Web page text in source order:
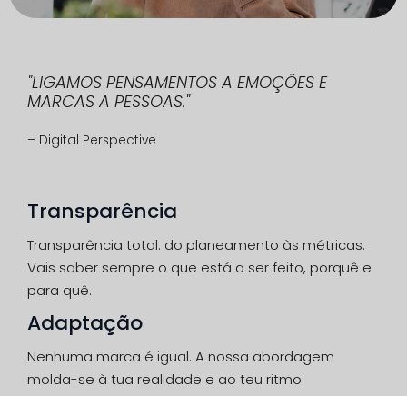
"LIGAMOS PENSAMENTOS A EMOÇÕES E
MARCAS A PESSOAS."
– Digital Perspective
Transparência
Transparência total: do planeamento às métricas.
Vais saber sempre o que está a ser feito, porquê e
para quê.
Adaptação
Nenhuma marca é igual. A nossa abordagem
molda-se à tua realidade e ao teu ritmo.